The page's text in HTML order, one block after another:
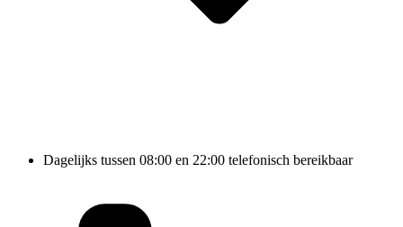
Dagelijks tussen 08:00 en 22:00 telefonisch bereikbaar